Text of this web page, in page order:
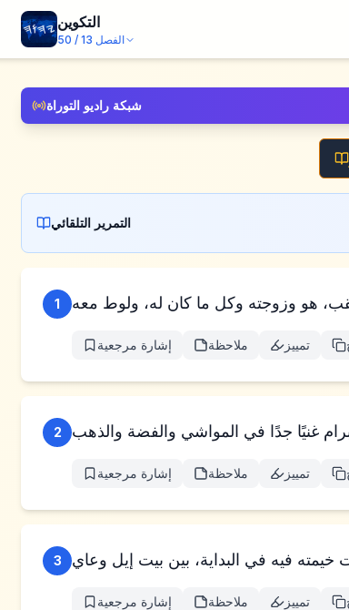
التكوين
الفصل 13
/
50
شبكة راديو التوراة
التمرير التلقائي
1
إشارة مرجعية ملاحظة تمييز
2
إشارة مرجعية ملاحظة تمييز
3
إشارة مرجعية ملاحظة تمييز